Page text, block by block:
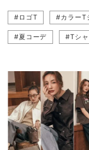
#ロゴT #カラーT
#夏コーデ #Tシ